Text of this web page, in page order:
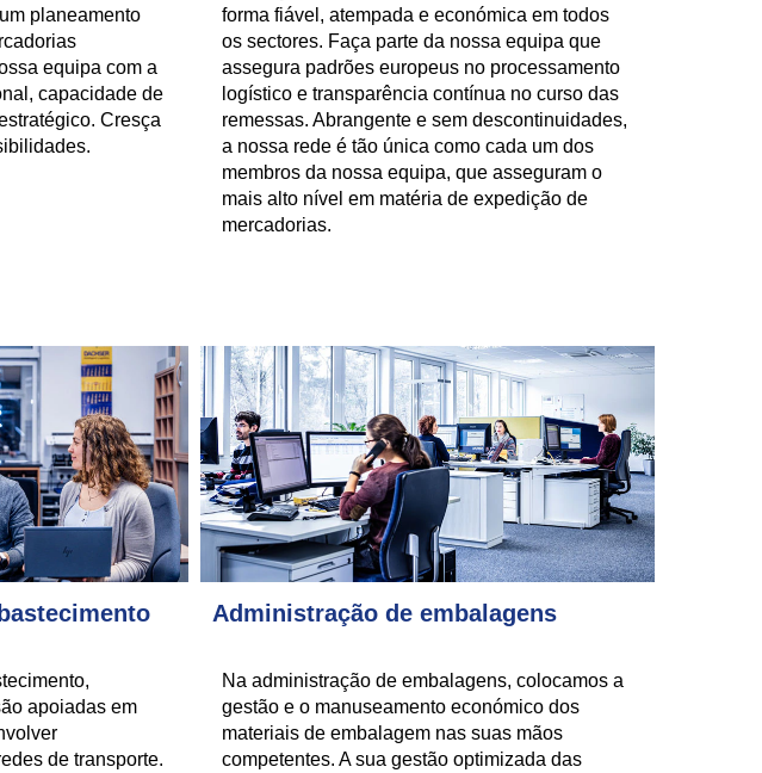
planeamento
equipa com a
capacidade de
Cresça
forma fiável, atempada e económica em todos
os sectores. Faça parte da nossa equipa que
assegura padrões europeus no processamento
logístico e transparência contínua no curso das
remessas. Abrangente e sem descontinuidades,
a nossa rede é tão única como cada um dos
membros da nossa equipa, que asseguram o
mais alto nível em matéria de expedição de
mercadorias.
apoiadas em
de transporte.
Administração de embalagens
Na administração de embalagens, colocamos a
gestão e o manuseamento económico dos
materiais de embalagem nas suas mãos
competentes. A sua gestão optimizada das